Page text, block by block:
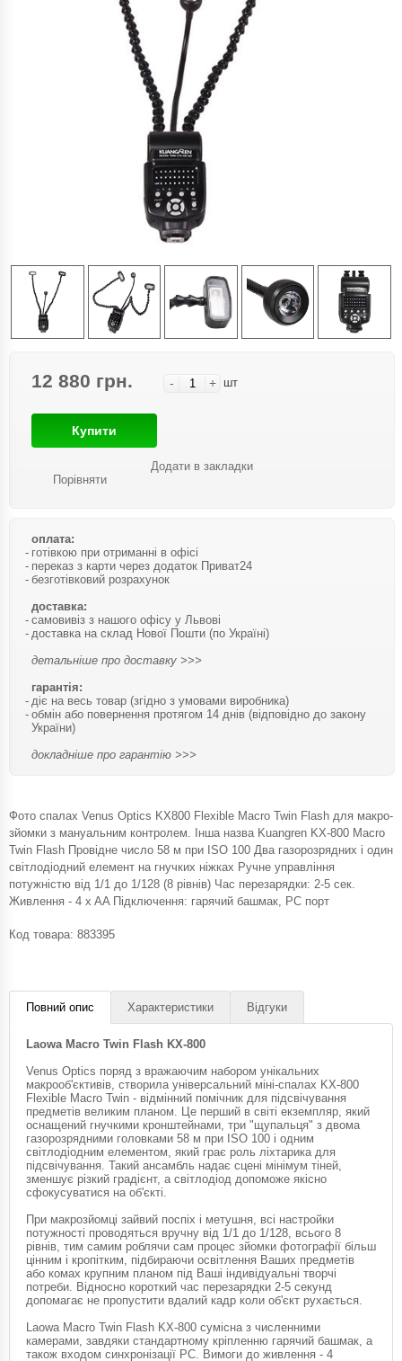
12 880 грн. - + шт
Купити
Порівняти
Додати в закладки
оплата:
готівкою при отриманні в офісі
переказ з карти через додаток Приват24
безготівковий розрахунок
доставка:
самовивіз з нашого офісу у Львові
доставка на склад Нової Пошти (по Україні)
детальніше про доставку >>>
гарантія:
діє на весь товар (згідно з умовами виробника)
обмін або повернення протягом 14 днів (відповідно до закону
України)
докладніше про гарантію >>>
Фото спалах Venus Optics KX800 Flexible Macro Twin Flash для макро-
зйомки з мануальним контролем. Інша назва Kuangren KX-800 Macro
Twin Flash Провідне число 58 м при ISO 100 Два газорозрядних і один
світлодіодний елемент на гнучких ніжках Ручне управління
потужністю від 1/1 до 1/128 (8 рівнів) Час перезарядки: 2-5 сек.
Живлення - 4 x AA Підключення: гарячий башмак, PC порт
Код товара: 883395
Повний опис Характеристики Відгуки
Laowa Macro Twin Flash KX-800
Venus Optics поряд з вражаючим набором унікальних
макрооб'єктивів, створила універсальний міні-спалах KX-800
Flexible Macro Twin - відмінний помічник для підсвічування
предметів великим планом. Це перший в світі екземпляр, який
оснащений гнучкими кронштейнами, три "щупальця" з двома
газорозрядними головками 58 м при ISO 100 і одним
світлодіодним елементом, який грає роль ліхтарика для
підсвічування. Такий ансамбль надає сцені мінімум тіней,
зменшує різкий градієнт, а світлодіод допоможе якісно
сфокусуватися на об'єкті.
При макрозйомці зайвий поспіх і метушня, всі настройки
потужності проводяться вручну від 1/1 до 1/128, всього 8
рівнів, тим самим роблячи сам процес зйомки фотографії більш
цінним і кропітким, підбираючи освітлення Ваших предметів
або комах крупним планом під Ваші індивідуальні творчі
потреби. Відносно короткий час перезарядки 2-5 секунд
допомагає не пропустити вдалий кадр коли об'єкт рухається.
Laowa Macro Twin Flash KX-800 сумісна з численними
камерами, завдяки стандартному кріпленню гарячий башмак, а
також входом синхронізації PC. Вимоги до живлення - 4